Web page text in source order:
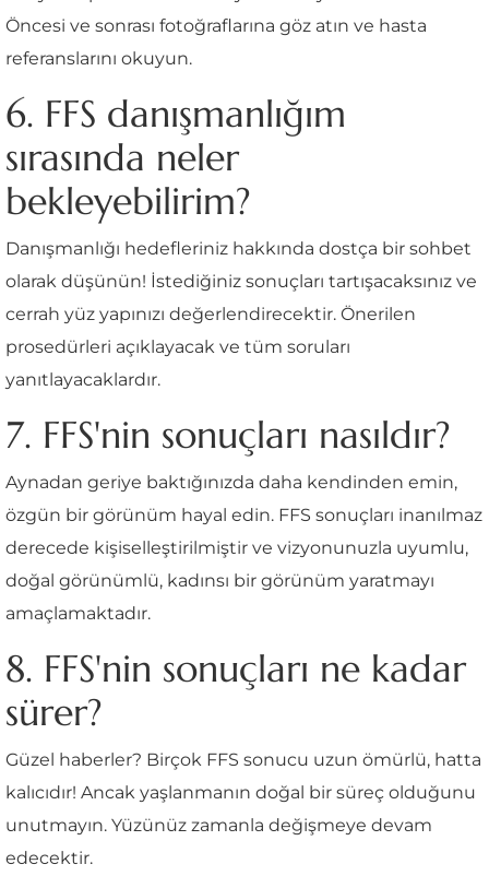
Öncesi ve sonrası fotoğraflarına göz atın ve hasta
referanslarını okuyun.
6. FFS danışmanlığım
sırasında neler
bekleyebilirim?
Danışmanlığı hedefleriniz hakkında dostça bir sohbet
olarak düşünün! İstediğiniz sonuçları tartışacaksınız ve
cerrah yüz yapınızı değerlendirecektir. Önerilen
prosedürleri açıklayacak ve tüm soruları
yanıtlayacaklardır.
7. FFS'nin sonuçları nasıldır?
Aynadan geriye baktığınızda daha kendinden emin,
özgün bir görünüm hayal edin. FFS sonuçları inanılmaz
derecede kişiselleştirilmiştir ve vizyonunuzla uyumlu,
doğal görünümlü, kadınsı bir görünüm yaratmayı
amaçlamaktadır.
8. FFS'nin sonuçları ne kadar
sürer?
Güzel haberler? Birçok FFS sonucu uzun ömürlü, hatta
kalıcıdır! Ancak yaşlanmanın doğal bir süreç olduğunu
unutmayın. Yüzünüz zamanla değişmeye devam
edecektir.